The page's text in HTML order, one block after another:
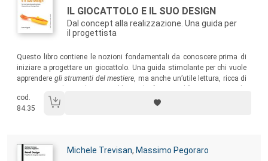
Titolo:
IL GIOCATTOLO E IL SUO DESIGN
Dal concept alla realizzazione. Una guida per
il progettista
Sommario:
Questo libro contiene le nozioni fondamentali da conoscere prima di
iniziare a progettare un giocattolo. Una guida stimolante per chi vuole
apprendere gli strumenti del mestiere, ma anche un’utile lettura, ricca di
dei bambini e dell’educazione.
cod.
84.35
Autori:
Michele Trevisan, Massimo Pegoraro